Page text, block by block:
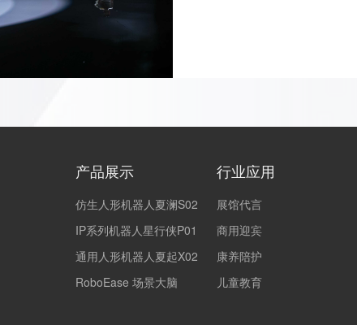
产品展示
仿生人形机器人夏澜S02
IP系列机器人星行侠P01
通用人形机器人夏起X02
RoboEase 场景大脑
行业应用
展馆代言
商用迎宾
康养陪护
儿童教育